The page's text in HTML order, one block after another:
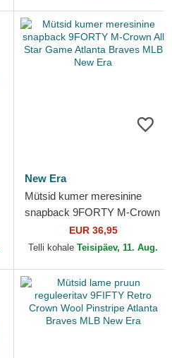
New Era
Mütsid kumer meresinine
snapback 9FORTY M-Crown
All Star Game Atlanta Braves
MLB New Era
EUR 36,95
Telli kohale Teisipäev, 11. Aug.